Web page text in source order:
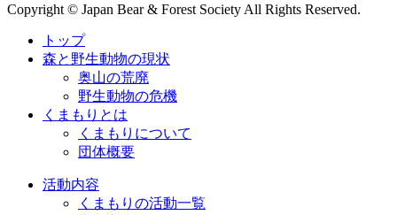
Copyright © Japan Bear & Forest Society All Rights Reserved.
トップ
森と野生動物の現状
奥山の荒廃
野生動物の危機
くまもりとは
くまもりについて
団体概要
活動内容
くまもりの活動一覧